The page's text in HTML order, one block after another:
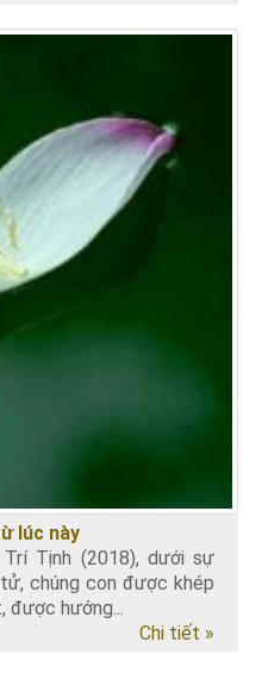
lúc này
Tịnh (2018), dưới sự
chúng con được khép
được hướng...
Chi tiết »